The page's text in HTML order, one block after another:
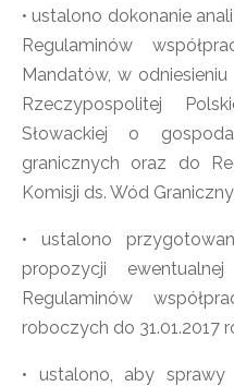
• ustalono dokonanie
Regulaminów
Mandatów, w
Rzeczypospolitej
Słowackiej o
granicznych oraz do
Komisji ds. Wód
• ustalono
propozycji
Regulaminów
roboczych do 31.01.2017
• ustalono, aby